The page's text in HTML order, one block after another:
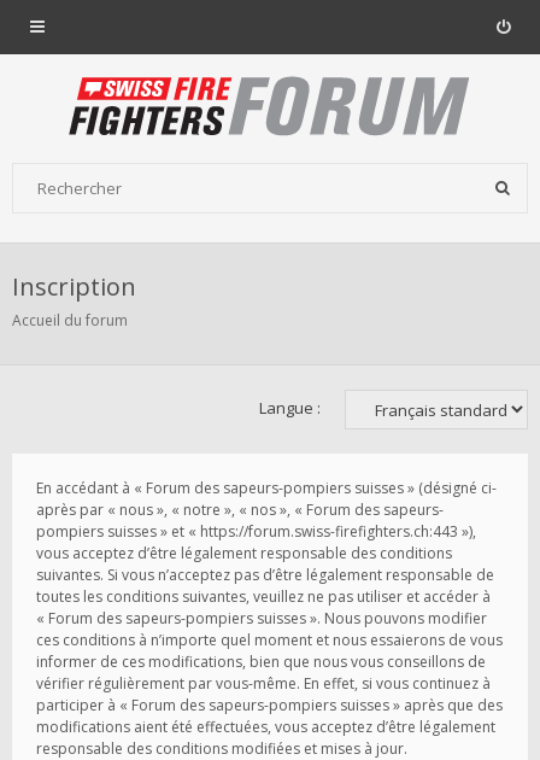
Inscription
Accueil du forum
Langue :
En accédant à « Forum des sapeurs-pompiers suisses » (désigné ci-
après par « nous », « notre », « nos », « Forum des sapeurs-
pompiers suisses » et « https://forum.swiss-firefighters.ch:443 »),
vous acceptez d’être légalement responsable des conditions
suivantes. Si vous n’acceptez pas d’être légalement responsable de
toutes les conditions suivantes, veuillez ne pas utiliser et accéder à
« Forum des sapeurs-pompiers suisses ». Nous pouvons modifier
ces conditions à n’importe quel moment et nous essaierons de vous
informer de ces modifications, bien que nous vous conseillons de
vérifier régulièrement par vous-même. En effet, si vous continuez à
participer à « Forum des sapeurs-pompiers suisses » après que des
modifications aient été effectuées, vous acceptez d’être légalement
responsable des conditions modifiées et mises à jour.